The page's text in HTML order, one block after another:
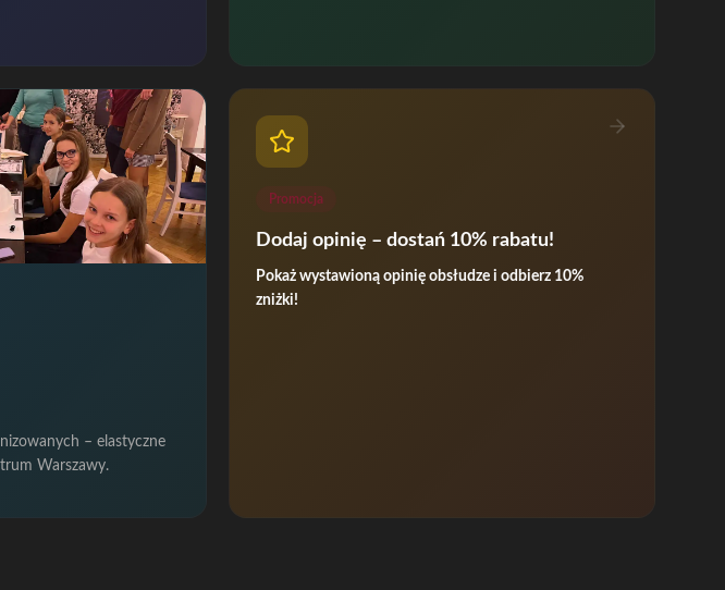
– elastyczne
Warszawy.
Promocja
Dodaj opinię – dostań 10% rabatu!
Pokaż wystawioną opinię obsłudze i odbierz 10%
zniżki!